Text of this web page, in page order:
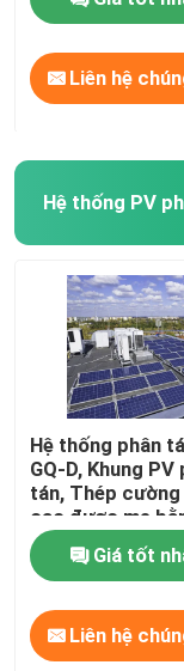
Liên hệ
Hệ thống PV
Hệ thống phân
GQ-D, Khung PV
tán, Thép
cao được mạ
liệu nhôm-
Giá tốt
Liên hệ